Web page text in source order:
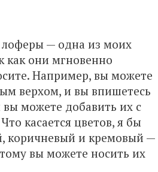
лоферы — одна из моих
как они мгновенно
Например, вы можете
верхом, и вы впишетесь
вы можете добавить их с
касается цветов, я бы
коричневый и кремовый —
вы можете носить их